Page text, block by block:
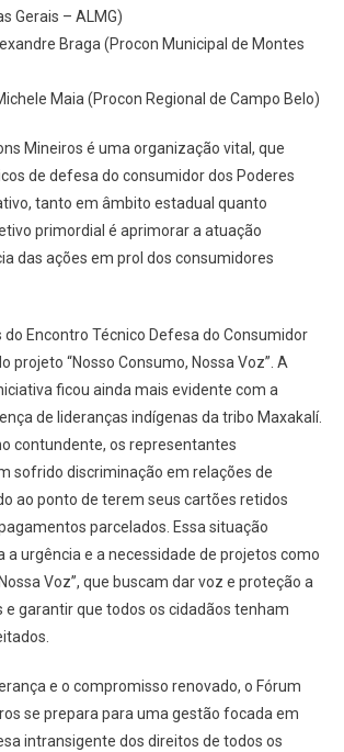
Gerais – ALMG)
Braga (Procon Municipal de Montes
Maia (Procon Regional de Campo Belo)
Mineiros é uma organização vital, que
de defesa do consumidor dos Poderes
tanto em âmbito estadual quanto
primordial é aprimorar a atuação
das ações em prol dos consumidores
Encontro Técnico Defesa do Consumidor
projeto “Nosso Consumo, Nossa Voz”. A
ficou ainda mais evidente com a
de lideranças indígenas da tribo Maxakalí.
contundente, os representantes
sofrido discriminação em relações de
ao ponto de terem seus cartões retidos
parcelados. Essa situação
a urgência e a necessidade de projetos como
Voz”, que buscam dar voz e proteção a
e garantir que todos os cidadãos tenham
e o compromisso renovado, o Fórum
se prepara para uma gestão focada em
intransigente dos direitos de todos os